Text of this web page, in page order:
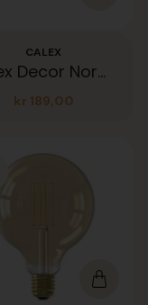
CALEX
Calex Decor Norm Gold 806lm 21K E27
kr 189,00